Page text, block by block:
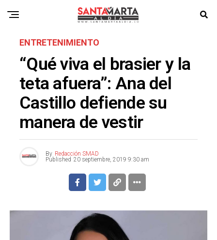
ENTRETENIMIENTO
“Qué viva el brasier y la
teta afuera”: Ana del
Castillo defiende su
manera de vestir
By Redacción SMAD
Published 20 septiembre, 2019 9:30 am